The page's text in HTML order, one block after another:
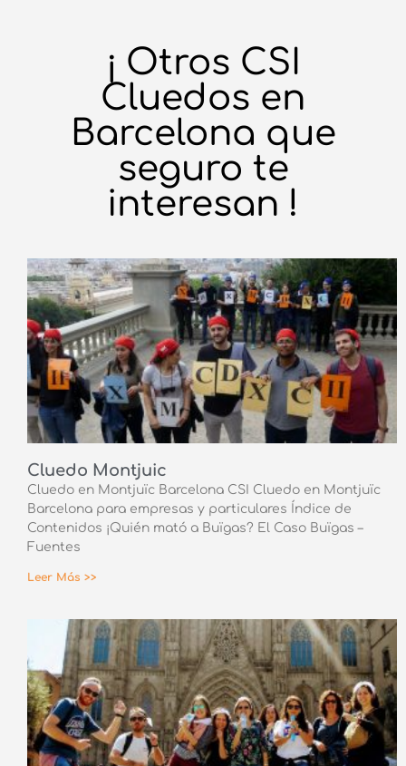
¡ Otros CSI
Cluedos en
Barcelona que
seguro te
interesan !
Cluedo Montjuic
Cluedo en Montjuïc Barcelona CSI Cluedo en Montjuïc
Barcelona para empresas y particulares Índice de
Contenidos ¡Quién mató a Buïgas? El Caso Buïgas –
Fuentes
Leer Más >>